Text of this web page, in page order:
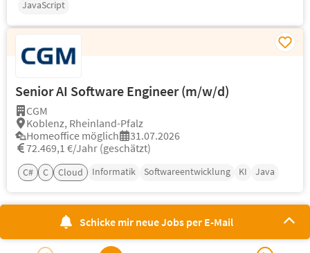
JavaScript
Senior AI Software Engineer (m/w/d)
CGM
Koblenz, Rheinland-Pfalz
Homeoffice möglich
31.07.2026
72.469,1 €/Jahr (geschätzt)
C# C Cloud Informatik Softwareentwicklung KI Java
Schicke mir neue Jobs per E-Mail